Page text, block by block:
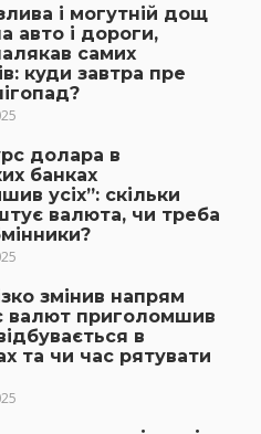
і могутній дощ
авто і дороги,
самих
куди завтра пре
долара в
банках
усіх”: скільки
валюта, чи треба
змінив напрям
валют приголомшив
в
та чи час рятувати